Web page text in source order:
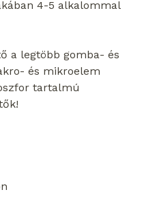
4-5 alkalommal
a legtöbb gomba- és
és mikroelem
tartalmú